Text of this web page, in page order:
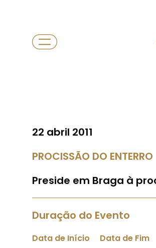
22 abril 2011
PROCISSÃO DO ENTERRO
Preside em Braga à
Duração do Evento
Data de Início Data de Fim